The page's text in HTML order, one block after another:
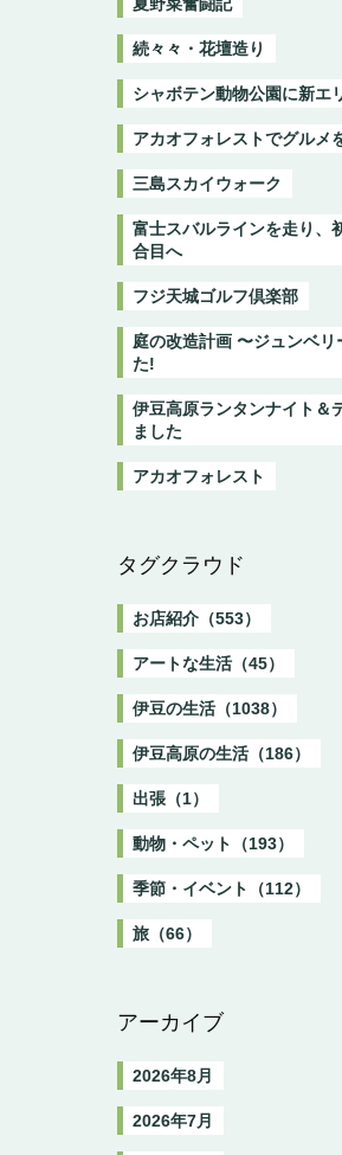
続々々・花壇造り
シャボテン動物公園に新エ
アカオフォレストでグルメ
三島スカイウォーク
富士スバルラインを走り、
合目へ
フジ天城ゴルフ倶楽部
庭の改造計画 〜ジュンベリ
た!
伊豆高原ランタンナイト＆
ました
アカオフォレスト
タグクラウド
お店紹介（553）
アートな生活（45）
伊豆の生活（1038）
伊豆高原の生活（186）
出張（1）
動物・ペット（193）
季節・イベント（112）
旅（66）
アーカイブ
2026年8月
2026年7月